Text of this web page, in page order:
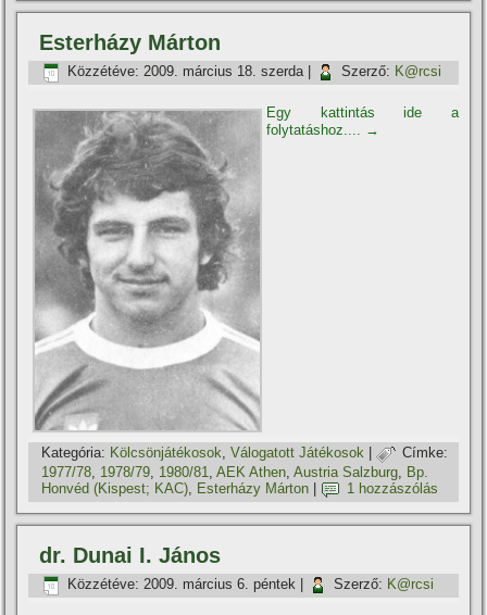
Esterházy Márton
Közzétéve: 2009. március 18. szerda| Szerző: K@rcsi
Egy kattintás ide a
folytatáshoz....
→
Kategória: Kölcsönjátékosok,Válogatott Játékosok |
Címke:
1977/78, 1978/79, 1980/81,AEK Athen,Austria Salzburg, Bp.
Honvéd (Kispest; KAC), Esterházy Márton 1 hozzászólás
dr. Dunai I. János
Közzétéve: 2009. március 6. péntek Szerző: K@rcsi